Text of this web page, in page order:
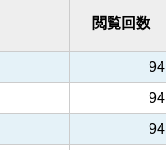
閲覧回数
94
94
94